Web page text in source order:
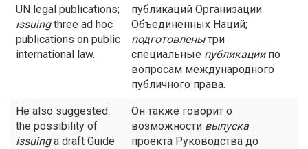
UN legal publications;
issuingthree ad hoc
publications on public
international law.
публикаций Организации
Объединенных Наций;
подготовленытри
специальные публикациипо
вопросам международного
публичного права.
He also suggested
the possibility of
issuinga draft Guide
Он также говорит о
возможности выпуска
проекта Руководства до